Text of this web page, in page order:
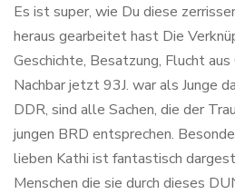
Es ist super, wie Du diese
heraus gearbeitet hast Die
Geschichte, Besatzung, Flucht
Nachbar jetzt 93J. war als Junge
DDR, sind alle Sachen, die der
jungen BRD entsprechen.
lieben Kathi ist fantastisch
Menschen die sie durch dieses